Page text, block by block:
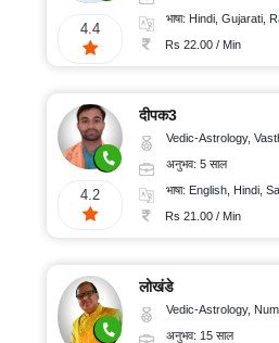
4.4
भाषा: Hindi, Gujarati,
Rs 22.00 / Min
4.2
दीपक3
Vedic-Astrology, Vasthu,
अनुभव: 5 साल
भाषा: English, Hindi,
Rs 21.00 / Min
लोखंडे
Vedic-Astrology, Numerology,
अनुभव: 15 साल